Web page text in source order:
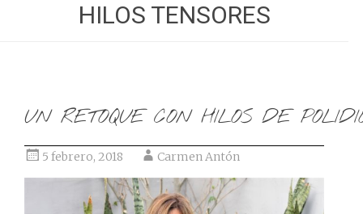
HILOS TENSORES
UN RETOQUE CON HILOS DE
5 febrero, 2018 Carmen Antón